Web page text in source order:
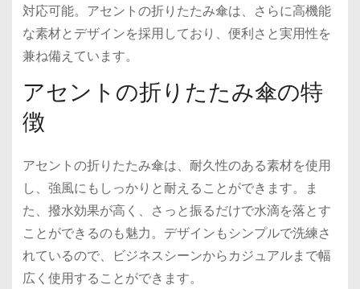
対応可能。アセントの折りたたみ傘は、さらに高機能
な素材とデザインを採用しており、便利さと実用性を
兼ね備えています。
アセントの折りたたみ傘の特
徴
アセントの折りたたみ傘は、耐久性のある素材を使用
し、強風にもしっかりと耐えることができます。ま
た、撥水効果が高く、さっと振るだけで水滴を落とす
ことができるのも魅力。デザインもシンプルで洗練さ
れているので、ビジネスシーンからカジュアルまで幅
広く使用することができます。